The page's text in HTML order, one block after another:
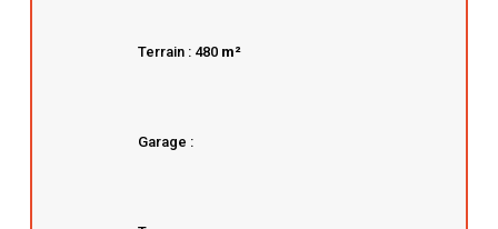
Terrain : 480 m²
Garage :